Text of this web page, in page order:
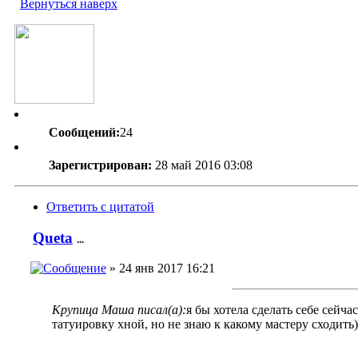
Вернуться наверх
Сообщений:24
Зарегистрирован: 28 май 2016 03:08
Ответить с цитатой
Queta ...
» 24 янв 2017 16:21
Крупица Маша писал(а):я бы хотела сделать себе сейчас
татуировку хной, но не знаю к какому мастеру